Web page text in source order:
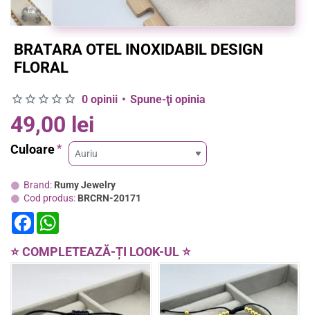
BRATARA OTEL INOXIDABIL DESIGN
FLORAL
Brand: Rumy Jewelry
Cod produs: BRCRN-20171
0 opinii • Spune-ţi opinia
49,00 lei
Culoare
F
a
e
b
t
s
p
⭐ COMPLETEAZĂ-ȚI LOOK-UL ⭐